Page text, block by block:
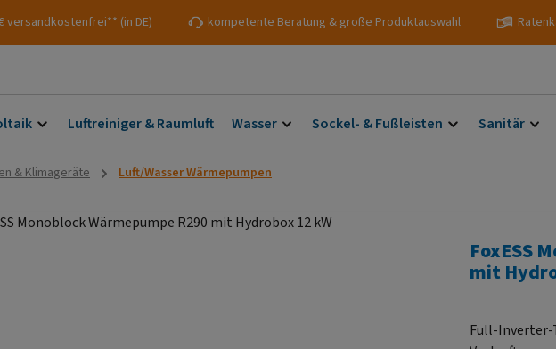
versandkostenfrei** (in DE) kompetente Beratung & große Produktauswahl
Luftreiniger & Raumluft Wasser Sockel- & Fußleisten Sanitär
& Klimageräte Luft/Wasser Wärmepumpen
FoxESS
mit
Full-Inverter-